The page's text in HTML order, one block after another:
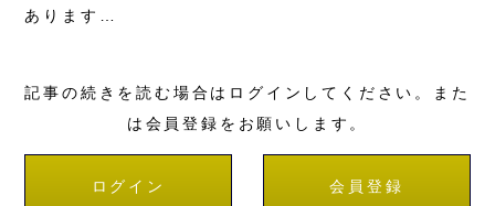
あります…
記事の続きを読む場合はログインしてください。また
は会員登録をお願いします。
ログイン 会員登録